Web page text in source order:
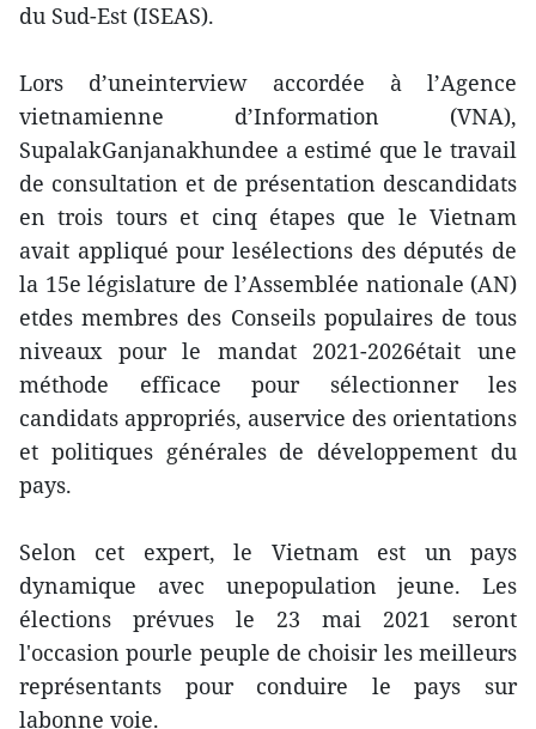
du Sud-Est (ISEAS).
Lors d’uneinterview accordée à l’Agence
vietnamienne d’Information (VNA),
SupalakGanjanakhundee a estimé que le travail
de consultation et de présentation descandidats
en trois tours et cinq étapes que le Vietnam
avait appliqué pour lesélections des députés de
la 15e législature de l’Assemblée nationale (AN)
etdes membres des Conseils populaires de tous
niveaux pour le mandat 2021-2026était une
méthode efficace pour sélectionner les
candidats appropriés, auservice des orientations
et politiques générales de développement du
pays.
Selon cet expert, le Vietnam est un pays
dynamique avec unepopulation jeune. Les
élections prévues le 23 mai 2021 seront
l'occasion pourle peuple de choisir les meilleurs
représentants pour conduire le pays sur
labonne voie.